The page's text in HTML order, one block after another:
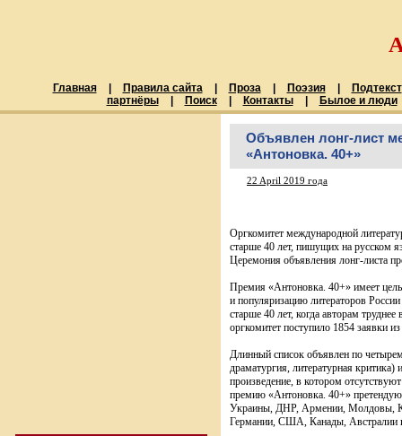
Главная Правила сайта Проза Поэзия
Подтекст
партнёры
Поиск Контакты Былое и люди
Объявлен лонг-лист
«Антоновка. 40+»
22 April 2019 года
Оргкомитет международной
старше 40 лет, пишущих на русском
Церемония объявления лонг-листа
Премия «Антоновка. 40+» имеет
и популяризацию литераторов
старше 40 лет, когда авторам
оргкомитет поступило 1854 заявки
Длинный список объявлен по
драматургия, литературная
произведение, в котором
премию «Антоновка. 40+»
Украины, ДНР, Армении, Молдовы,
Германии, США, Канады, Австралии